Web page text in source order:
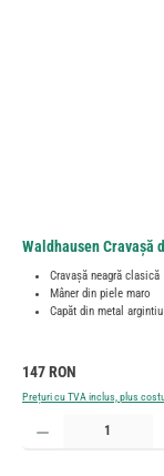
Waldhausen Cravașă
Cravașă neagră clasică
Mâner din piele maro
Capăt din metal argintiu
Preț obișnuit:
147 RON
Prețuri cu TVA inclus, plus
Cantitate produs: